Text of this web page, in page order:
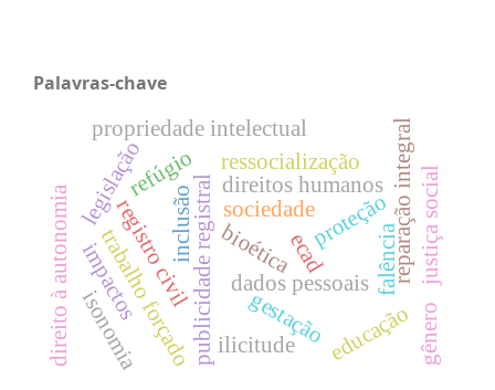
Palavras-chave
dados pessoais
publicidade registral
registro civil
refúgio direitos humanos
trabalho forçado gestação
ilicitude
proteçãoreparação integraljustiça social
bioética
impactos
legislação
direito à autonomia inclusão
educação
ecad
propriedade intelectual
falência
isonomia gênero
ressocialização
sociedade